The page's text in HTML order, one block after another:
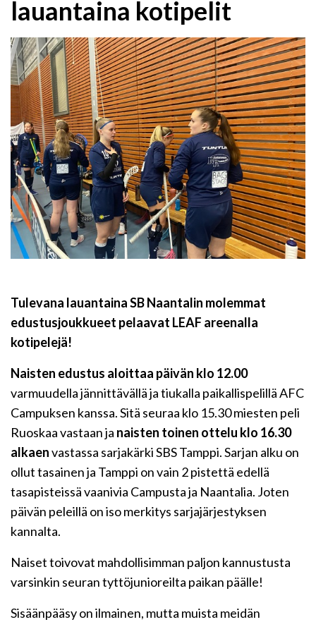
lauantaina kotipelit
Tulevana lauantaina SB Naantalin molemmat
edustusjoukkueet pelaavat LEAF areenalla
kotipelejä!
Naisten edustus aloittaa päivän klo 12.00
varmuudella jännittävällä ja tiukalla paikallispelillä AFC
Campuksen kanssa. Sitä seuraa klo 15.30 miesten peli
Ruoskaa vastaan ja naisten toinen ottelu klo 16.30
alkaenvastassa sarjakärki SBS Tamppi. Sarjan alku on
ollut tasainen ja Tamppi on vain 2 pistettä edellä
tasapisteissä vaanivia Campusta ja Naantalia. Joten
päivän peleillä on iso merkitys sarjajärjestyksen
kannalta.
Naiset toivovat mahdollisimman paljon kannustusta
varsinkin seuran tyttöjunioreilta paikan päälle!
Sisäänpääsy on ilmainen, mutta muista meidän